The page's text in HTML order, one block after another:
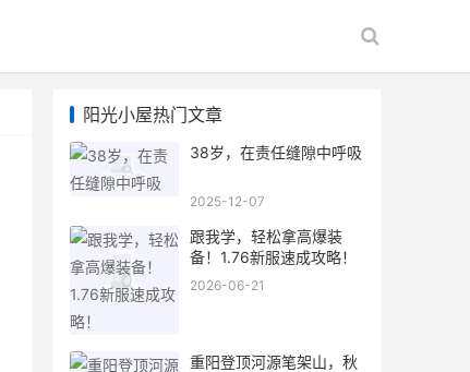
阳光小屋热门文章
38岁，在责任缝隙中呼吸
2025-12-07
跟我学，轻松拿高爆装
备！1.76新服速成攻略！
2026-06-21
重阳登顶河源笔架山，秋